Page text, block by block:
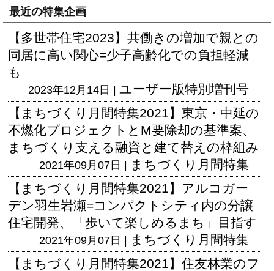
最近の特集企画
【多世帯住宅2023】共働きの増加で親との
同居に高い関心=少子高齢化での負担軽減
も
2023年12月14日 | ユーザー版特別増刊号
【まちづくり月間特集2021】東京・中延の
不燃化プロジェクトとM要除却の基準案、
まちづくり支える融資と建て替えの枠組み
2021年09月07日 | まちづくり月間特集
【まちづくり月間特集2021】アルコガー
デン羽生岩瀬=コンパクトシティ内の分譲
住宅開発、「歩いて楽しめるまち」目指す
2021年09月07日 | まちづくり月間特集
【まちづくり月間特集2021】住友林業のフ